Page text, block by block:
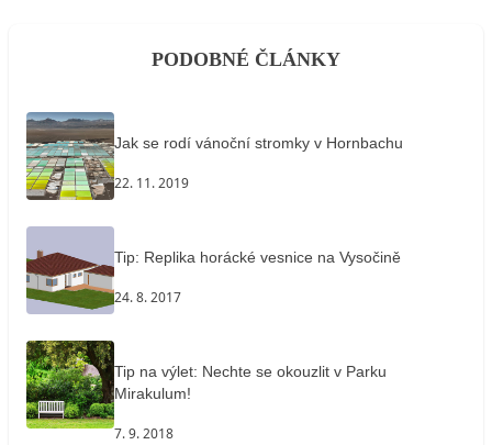
PODOBNÉ ČLÁNKY
Jak se rodí vánoční stromky v Hornbachu
22. 11. 2019
Tip: Replika horácké vesnice na Vysočině
24. 8. 2017
Tip na výlet: Nechte se okouzlit v Parku
Mirakulum!
7. 9. 2018